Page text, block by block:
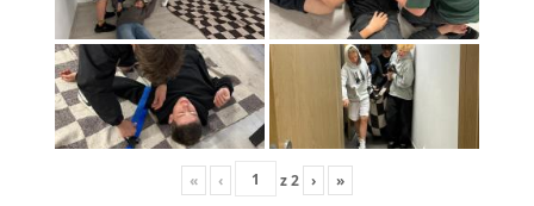
« ‹ z2 › »